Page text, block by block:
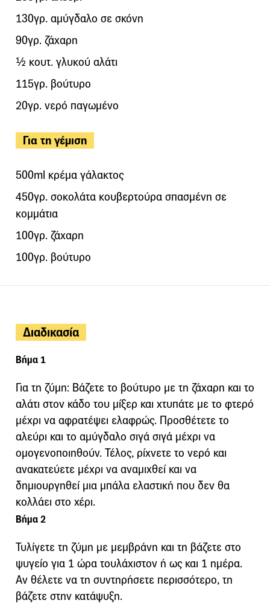
130γρ. αμύγδαλο σε σκόνη
90γρ. ζάχαρη
½ κουτ. γλυκού αλάτι
115γρ. βούτυρο
20γρ. νερό παγωμένο
Για τη γέμιση
500ml κρέμα γάλακτος
450γρ. σοκολάτα κουβερτούρα σπασμένη σε
κομμάτια
100γρ. ζάχαρη
100γρ. βούτυρο
Διαδικασία
Βήμα 1
Για τη ζύμη: Βάζετε το βούτυρο με τη ζάχαρη και το
αλάτι στον κάδο του μίξερ και χτυπάτε με το φτερό
μέχρι να αφρατέψει ελαφρώς. Προσθέτετε το
αλεύρι και το αμύγδαλο σιγά σιγά μέχρι να
ομογενοποιηθούν. Τέλος, ρίχνετε το νερό και
ανακατεύετε μέχρι να αναμιχθεί και να
δημιουργηθεί μια μπάλα ελαστική που δεν θα
κολλάει στο χέρι.
Βήμα 2
Τυλίγετε τη ζύμη με μεμβράνη και τη βάζετε στο
ψυγείο για 1 ώρα τουλάχιστον ή ως και 1 ημέρα.
Αν θέλετε να τη συντηρήσετε περισσότερο, τη
βάζετε στην κατάψυξη.